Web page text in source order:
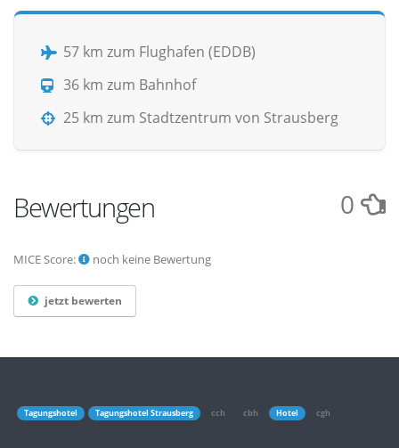
57 km zum Flughafen (EDDB)
36 km zum Bahnhof
25 km zum Stadtzentrum von Strausberg
Bewertungen 0
MICE Score: noch keine Bewertung
jetzt bewerten
Tagungshotel Tagungshotel Strausberg cch cbh Hotel cgh